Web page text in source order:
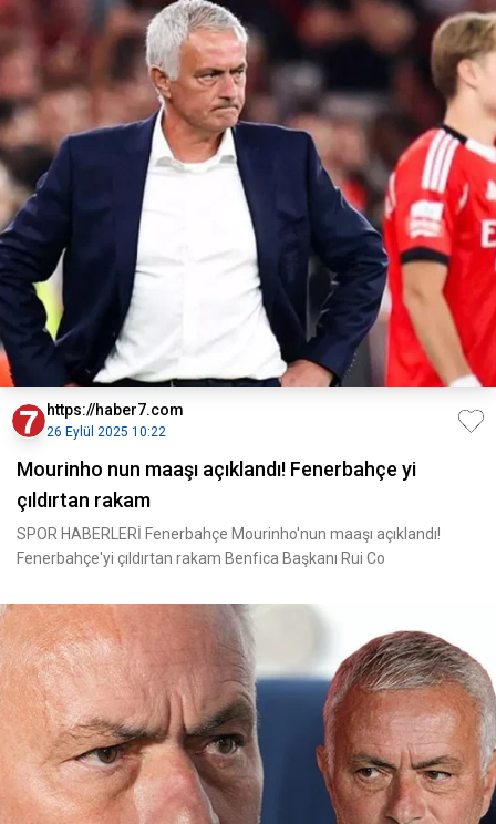
https://haber7.com
26 Eylül 2025 10:22
Mourinho nun maaşı açıklandı! Fenerbahçe yi
çıldırtan rakam
SPOR HABERLERİ Fenerbahçe Mourinho'nun maaşı açıklandı!
Fenerbahçe'yi çıldırtan rakam Benfica Başkanı Rui Co